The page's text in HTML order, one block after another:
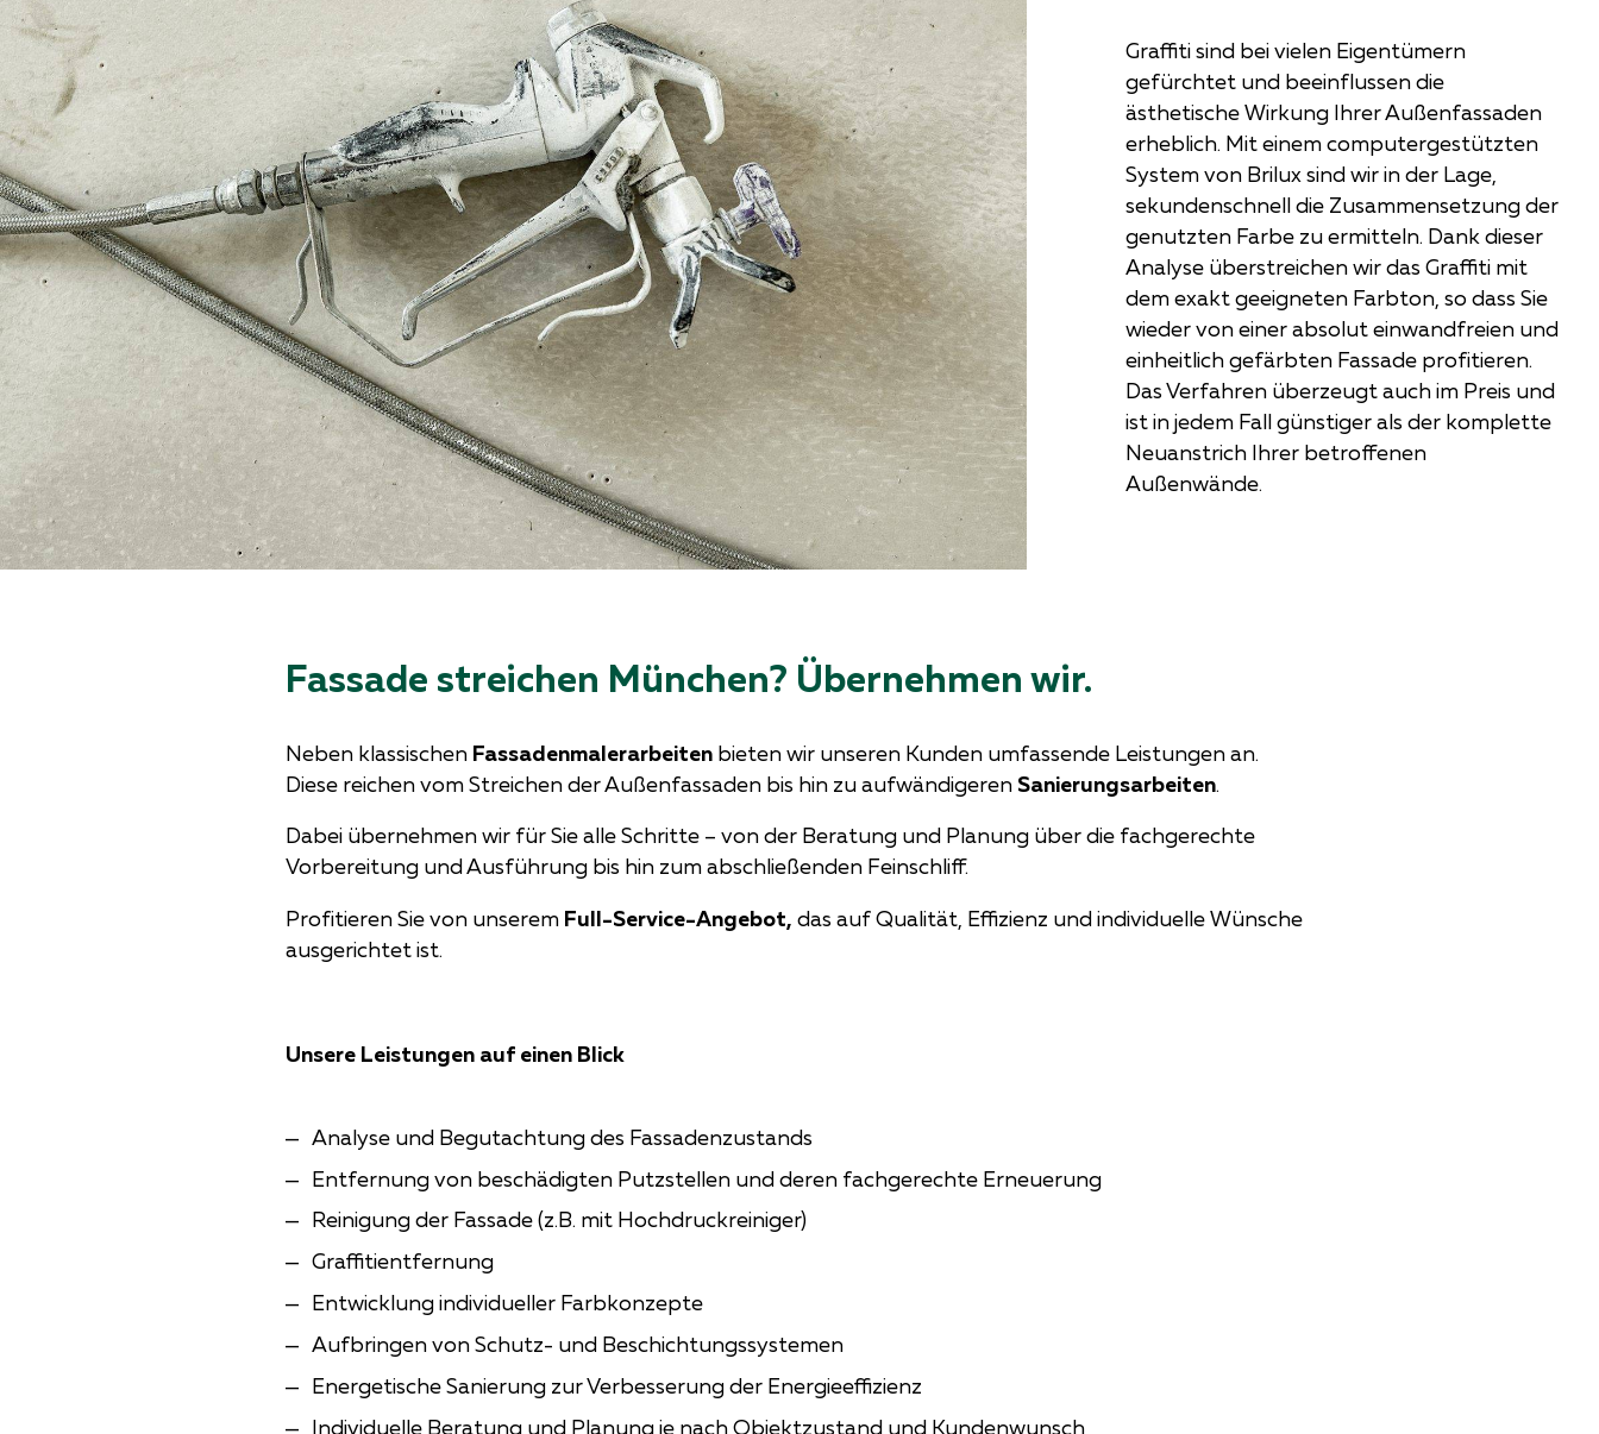
Graffiti sind bei vielen Eigentümern
gefürchtet und beeinflussen die
ästhetische Wirkung Ihrer Außenfassaden
erheblich. Mit einem computergestützten
System von Brilux sind wir in der Lage,
sekundenschnell die Zusammensetzung der
genutzten Farbe zu ermitteln. Dank dieser
Analyse überstreichen wir das Graffiti mit
dem exakt geeigneten Farbton, so dass Sie
wieder von einer absolut einwandfreien und
einheitlich gefärbten Fassade profitieren.
Das Verfahren überzeugt auch im Preis und
ist in jedem Fall günstiger als der komplette
Neuanstrich Ihrer betroffenen
Außenwände.
Fassade streichen München? Übernehmen wir.
Neben klassischen Fassadenmalerarbeiten bieten wir unseren Kunden umfassende Leistungen an.
Diese reichen vom Streichen der Außenfassaden bis hin zu aufwändigeren Sanierungsarbeiten.
Dabei übernehmen wir für Sie alle Schritte – von der Beratung und Planung über die fachgerechte
Vorbereitung und Ausführung bis hin zum abschließenden Feinschliff.
Profitieren Sie von unserem Full-Service-Angebot, das auf Qualität, Effizienz und individuelle Wünsche
ausgerichtet ist.
Unsere Leistungen auf einen Blick
Analyse und Begutachtung des Fassadenzustands
Entfernung von beschädigten Putzstellen und deren fachgerechte Erneuerung
Reinigung der Fassade (z.B. mit Hochdruckreiniger)
Graffitientfernung
Entwicklung individueller Farbkonzepte
Aufbringen von Schutz- und Beschichtungssystemen
Energetische Sanierung zur Verbesserung der Energieeffizienz
Individuelle Beratung und Planung je nach Objektzustand und Kundenwunsch